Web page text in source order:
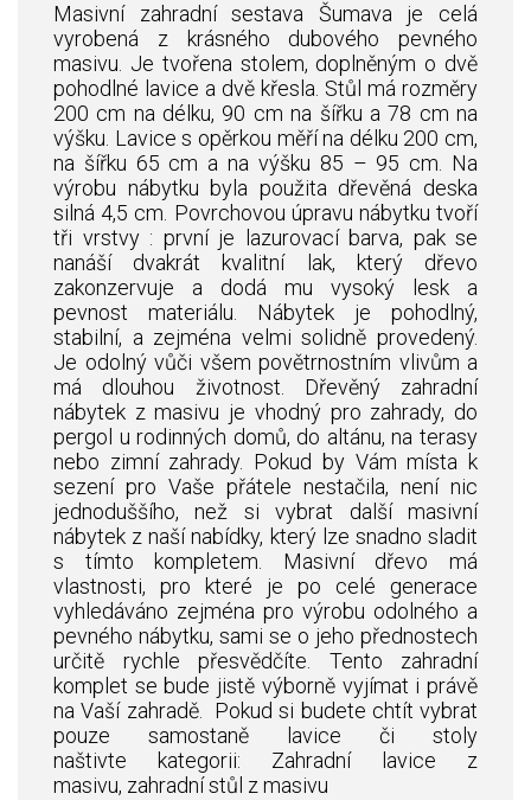
Masivní zahradní sestava Šumava je celá
vyrobená z krásného dubového pevného
masivu. Je tvořena stolem, doplněným o dvě
pohodlné lavice a dvě křesla. Stůl má rozměry
200 cm na délku, 90 cm na šířku a 78 cm na
výšku. Lavice s opěrkou měří na délku 200 cm,
na šířku 65 cm a na výšku 85 – 95 cm. Na
výrobu nábytku byla použita dřevěná deska
silná 4,5 cm. Povrchovou úpravu nábytku tvoří
tři vrstvy : první je lazurovací barva, pak se
nanáší dvakrát kvalitní lak, který dřevo
zakonzervuje a dodá mu vysoký lesk a
pevnost materiálu. Nábytek je pohodlný,
stabilní, a zejména velmi solidně provedený.
Je odolný vůči všem povětrnostním vlivům a
má dlouhou životnost. Dřevěný zahradní
nábytek z masivu je vhodný pro zahrady, do
pergol u rodinných domů, do altánu, na terasy
nebo zimní zahrady. Pokud by Vám místa k
sezení pro Vaše přátele nestačila, není nic
jednoduššího, než si vybrat další masivní
nábytek z naší nabídky, který lze snadno sladit
s tímto kompletem. Masivní dřevo má
vlastnosti, pro které je po celé generace
vyhledáváno zejména pro výrobu odolného a
pevného nábytku, sami se o jeho přednostech
určitě rychle přesvědčíte. Tento zahradní
komplet se bude jistě výborně vyjímat i právě
na Vaší zahradě. Pokud si budete chtít vybrat
pouze samostaně lavice či stoly
naštivte kategorii: Zahradní lavice z
masivu, zahradní stůl z masivu